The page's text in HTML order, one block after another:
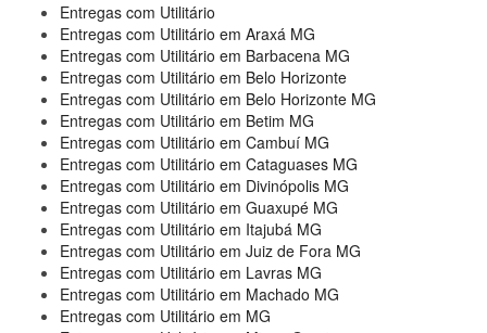
Entregas com Utilitário
Entregas com Utilitário em Araxá MG
Entregas com Utilitário em Barbacena MG
Entregas com Utilitário em Belo Horizonte
Entregas com Utilitário em Belo Horizonte MG
Entregas com Utilitário em Betim MG
Entregas com Utilitário em Cambuí MG
Entregas com Utilitário em Cataguases MG
Entregas com Utilitário em Divinópolis MG
Entregas com Utilitário em Guaxupé MG
Entregas com Utilitário em Itajubá MG
Entregas com Utilitário em Juiz de Fora MG
Entregas com Utilitário em Lavras MG
Entregas com Utilitário em Machado MG
Entregas com Utilitário em MG